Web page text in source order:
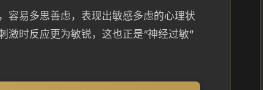
容易多思善虑，表现出敏感多虑的心理状
激时反应更为敏锐，这也正是“神经过敏”